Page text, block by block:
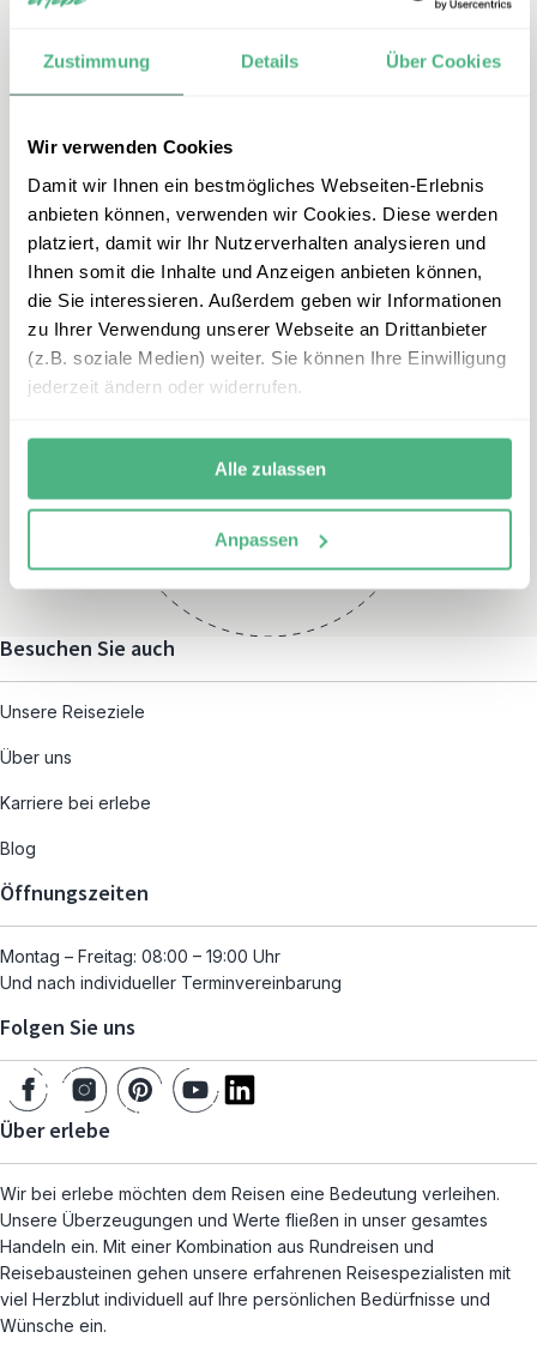
Zustimmung Details Über Cookies
Wir verwenden Cookies
Damit wir Ihnen ein bestmögliches Webseiten-Erlebnis
anbieten können, verwenden wir Cookies. Diese werden
platziert, damit wir Ihr Nutzerverhalten analysieren und
Ihnen somit die Inhalte und Anzeigen anbieten können,
die Sie interessieren. Außerdem geben wir Informationen
zu Ihrer Verwendung unserer Webseite an Drittanbieter
(z.B. soziale Medien) weiter. Sie können Ihre Einwilligung
jederzeit ändern oder widerrufen.
Alle zulassen
Anpassen
E-Mail
italien@erlebe.de
Montag – Freitag:
und nach individueller
Terminvereinbarung
Besuchen Sie auch
Unsere Reiseziele
Über uns
Karriere bei erlebe
Blog
Öffnungszeiten
Montag – Freitag: 08:00 – 19:00 Uhr
Und nach individueller Terminvereinbarung
Folgen Sie uns
Über erlebe
Wir bei erlebe möchten dem Reisen eine Bedeutung verleihen.
Unsere Überzeugungen und Werte fließen in unser gesamtes
Handeln ein. Mit einer Kombination aus Rundreisen und
Reisebausteinen gehen unsere erfahrenen Reisespezialisten mit
viel Herzblut individuell auf Ihre persönlichen Bedürfnisse und
Wünsche ein.